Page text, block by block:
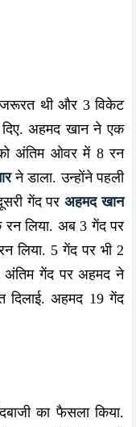
थी और 3 विकेट
अहमद खान ने एक
अंतिम ओवर में 8 रन
ने डाला. उन्होंने पहली
गेंद परअहमद खान
लिया. अब 3 गेंद पर
लिया. 5 गेंद पर भी 2
गेंद पर अहमद ने
दिलाई. अहमद 19 गेंद
का फैसला किया.